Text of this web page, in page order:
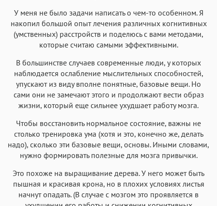
У меня не было задачи написать о чем-то особенном. Я
накопил большой опыт лечения различных когнитивных
(умственных) расстройств и поделюсь с вами методами,
которые считаю самыми эффективными.
В большинстве случаев современные люди, у которых
наблюдается ослабление мыслительных способностей,
упускают из виду вполне понятные, базовые вещи. Но
сами они не замечают этого и продолжают вести образ
жизни, который еще сильнее ухудшает работу мозга.
Чтобы восстановить нормальное состояние, важны не
столько тренировка ума (хотя и это, конечно же, делать
надо), сколько эти базовые вещи, основы. Иными словами,
нужно формировать полезные для мозга привычки.
Это похоже на выращивание дерева. У него может быть
пышная и красивая крона, но в плохих условиях листья
начнут опадать. (В случае с мозгом это проявляется в